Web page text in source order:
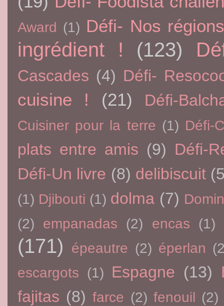
Award (1) Défi- Nos
ingrédient ! (123)
Cascades (4) Défi-
cuisine ! (21) Défi-
Cuisiner pour la terre (1) Défi-
plats entre amis (9) Défi-
Défi-Un livre (8) delibiscuit
(1) Djibouti (1) dolma (7)
(2) empanadas (2) encas (1)
(171) épeautre (2) éperlan
escargots (1) Espagne (13)
fajitas (8) farce (2) fenouil (2)